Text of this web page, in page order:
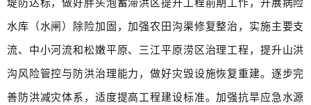
水库（水闸）除险加固，加强农田沟渠修复整治，实施主要支
流、中小河流和松嫩平原、三江平原涝区治理工程，提升山洪
沟风险管控与防洪治理能力，做好灾毁设施恢复重建。逐步完
善防洪减灾体系，适度提高工程建设标准。加强抗旱应急水源